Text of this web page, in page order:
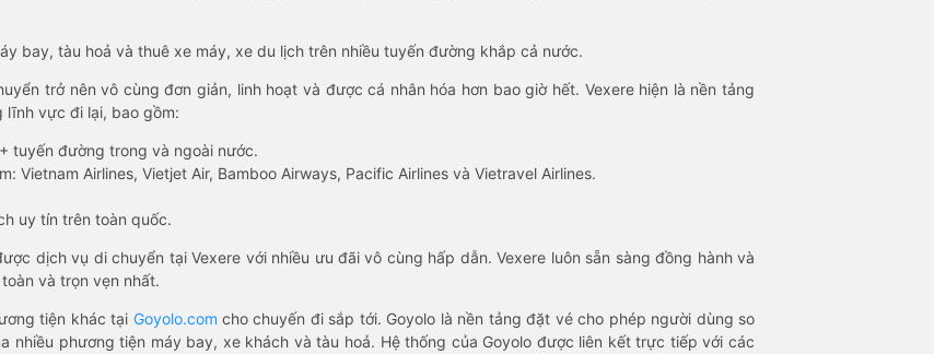
bay, tàu hoả và thuê xe máy, xe du lịch trên nhiều tuyến đường khắp cả nước.
trở nên vô cùng đơn giản, linh hoạt và được cá nhân hóa hơn bao giờ hết. Vexere hiện là nền tảng
lĩnh vực đi lại, bao gồm:
tuyến đường trong và ngoài nước.
Vietnam Airlines, Vietjet Air, Bamboo Airways, Pacific Airlines và Vietravel Airlines.
uy tín trên toàn quốc.
dịch vụ di chuyển tại Vexere với nhiều ưu đãi vô cùng hấp dẫn. Vexere luôn sẵn sàng đồng hành và
và trọn vẹn nhất.
tiện khác tại Goyolo.com cho chuyến đi sắp tới. Goyolo là nền tảng đặt vé cho phép người dùng so
nhiều phương tiện máy bay, xe khách và tàu hoả. Hệ thống của Goyolo được liên kết trực tiếp với các